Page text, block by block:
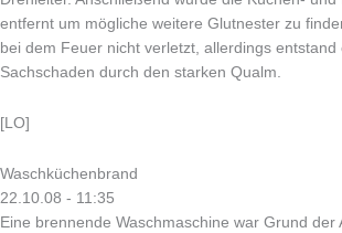
entfernt um mögliche weitere Glutnester zu
bei dem Feuer nicht verletzt, allerdings entstand
Sachschaden durch den starken Qualm.
[LO]
Waschküchenbrand
22.10.08 - 11:35
Eine brennende Waschmaschine war Grund der